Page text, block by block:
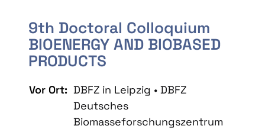
9th Doctoral Colloquium
BIOENERGY AND BIOBASED
PRODUCTS
Vor Ort: DBFZ in Leipzig • DBFZ
Deutsches
Biomasseforschungszentrum